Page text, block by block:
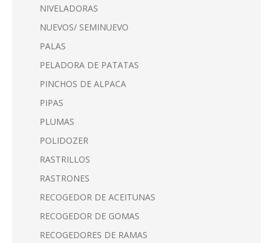
NIVELADORAS
NUEVOS/ SEMINUEVO
PALAS
PELADORA DE PATATAS
PINCHOS DE ALPACA
PIPAS
PLUMAS
POLIDOZER
RASTRILLOS
RASTRONES
RECOGEDOR DE ACEITUNAS
RECOGEDOR DE GOMAS
RECOGEDORES DE RAMAS